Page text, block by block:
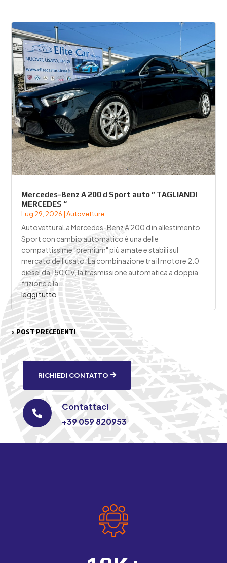
Mercedes-Benz A 200 d Sport auto ” TAGLIANDI
MERCEDES “
Lug 29, 2026 |Autovetture
AutovetturaLa Mercedes-Benz A 200 d in allestimento
Sport con cambio automatico è una delle
compattissime "premium" più amate e stabili sul
mercato dell'usato. La combinazione tra il motore 2.0
diesel da 150 CV, la trasmissione automatica a doppia
frizione e la...
leggi tutto
« POST PRECEDENTI
RICHIEDI CONTATTO

Contattaci
+39 059 820953